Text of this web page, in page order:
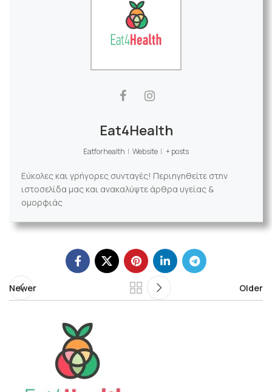
Eat4Health
Eatforhealth | Website | + posts
Εύκολες και γρήγορες συνταγές! Περιηγηθείτε στην
ιστοσελίδα μας και ανακαλύψτε άρθρα υγείας &
ομορφιάς
Newer Older